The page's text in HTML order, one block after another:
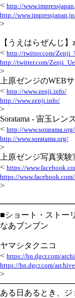
< http://
http://
>
【うえはらぜんじ】
< http://twitter.com/
http://twitter.com/
>
上原ゼンジのWEB
< http://www.zenji.info/
http://www.zenji.info/
>
Soratama - 宙玉レン
< http://www.soratama.org/
http://www.soratama.org/
>
上原ゼンジ写真実
< https://
https://
>
■ショート・ストー
なあブンブン
ヤマシタクニコ
< https://bn.dgcr.com/
https://bn.dgcr.com/
>
ある日あるとき、